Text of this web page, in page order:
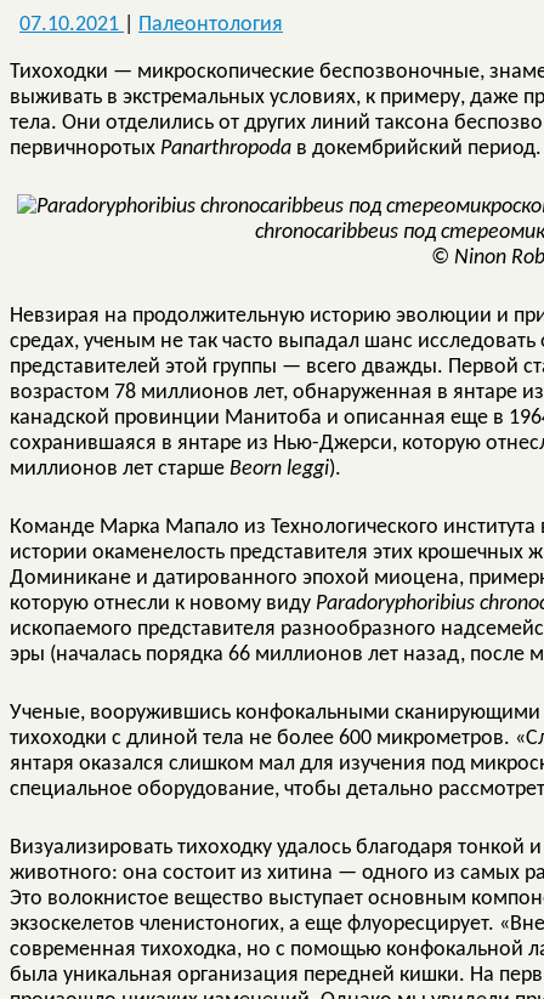
07.10.2021 Палеонтология
Тихоходки — микроскопические беспозвоночные,
выживать в экстремальных условиях, к примеру, даже
тела. Они отделились от других линий таксона
первичноротых Panarthropoda в докембрийский период.
chronocaribbeus под
© Ninon
Невзирая на продолжительную историю эволюции и
средах, ученым не так часто выпадал шанс
представителей этой группы — всего дважды. Первой
возрастом 78 миллионов лет, обнаруженная в янтаре
канадской провинции Манитоба и описанная еще в
сохранившаяся в янтаре из Нью-Джерси, которую
миллионов лет старше Beorn leggi).
Команде Марка Мапало из Технологического
истории окаменелость представителя этих
Доминикане и датированного эпохой миоцена,
которую отнесли к новому виду Paradoryphoribius
ископаемого представителя разнообразного
эры (началась порядка 66 миллионов лет назад, после
Ученые, вооружившись конфокальными
тихоходки с длиной тела не более 600 микрометров.
янтаря оказался слишком мал для изучения под
специальное оборудование, чтобы детально
Визуализировать тихоходку удалось благодаря тонкой
животного: она состоит из хитина — одного из самых
Это волокнистое вещество выступает основным
экзоскелетов членистоногих, а еще флуоресцирует.
современная тихоходка, но с помощью конфокальной
была уникальная организация передней кишки. На